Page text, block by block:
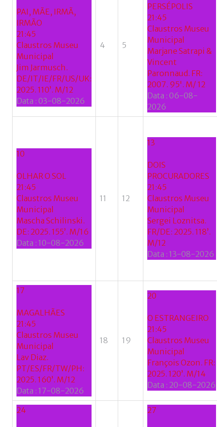
PAI, MÃE, IRMÃ,
IRMÃO
21:45
Claustros Museu
Municipal
Jim Jarmusch.
DE/IT/IE/FR/US/UK:
2025. 110’. M/12
Data : 03-08-2026
4 5
PERSÉPOLIS
21:45
Claustros Museu
Municipal
Marjane Satrapi &
Vincent
Paronnaud. FR:
2007. 95'. M/ 12
Data : 06-08-
2026
10
OLHAR O SOL
21:45
Claustros Museu
Municipal
Mascha Schilinski.
DE: 2025. 155’. M/16
Data : 10-08-2026
11 12
13
DOIS
PROCURADORES
21:45
Claustros Museu
Municipal
Sergei Loznitsa.
FR/DE: 2025. 118’.
M/12
Data : 13-08-2026
17
MAGALHÃES
21:45
Claustros Museu
Municipal
Lav Diaz.
PT/ES/FR/TW/PH:
2025. 160’. M/12
Data : 17-08-2026
18 19
20
O ESTRANGEIRO
21:45
Claustros Museu
Municipal
François Ozon. FR:
2025. 120’. M/14
Data : 20-08-2026
24 27